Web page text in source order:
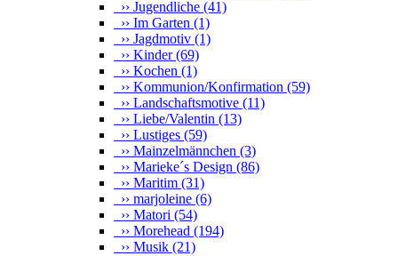
›› Jugendliche (41)
›› Im Garten (1)
›› Jagdmotiv (1)
›› Kinder(69)
›› Kochen (1)
›› Kommunion/Konfirmation (59)
›› Landschaftsmotive (11)
›› Liebe/Valentin (13)
›› Lustiges (59)
›› Mainzelmännchen (3)
›› Marieke´s Design (86)
›› Maritim (31)
›› marjoleine (6)
›› Matori (54)
›› Morehead (194)
›› Musik (21)